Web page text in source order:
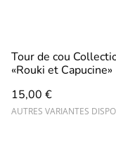
Tour de cou
«Rouki et Capucine»
15,00 €
AUTRES VARIANTES